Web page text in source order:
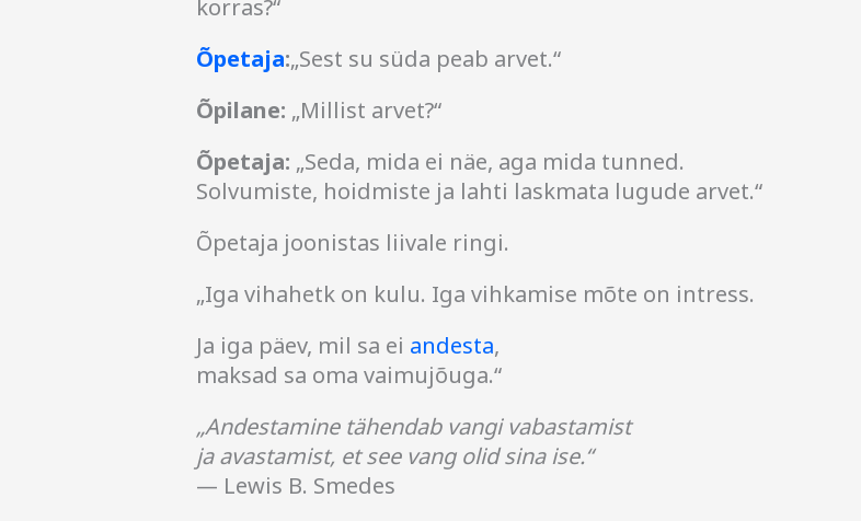
korras?“
Õpetaja:„Sest su süda peab arvet.“
Õpilane: „Millist arvet?“
Õpetaja: „Seda, mida ei näe, aga mida tunned.
Solvumiste, hoidmiste ja lahti laskmata lugude arvet.“
Õpetaja joonistas liivale ringi.
„Iga vihahetk on kulu. Iga vihkamise mõte on intress.
Ja iga päev, mil sa ei andesta,
maksad sa oma vaimujõuga.“
„Andestamine tähendab vangi vabastamist
ja avastamist, et see vang olid sina ise.“
— Lewis B. Smedes